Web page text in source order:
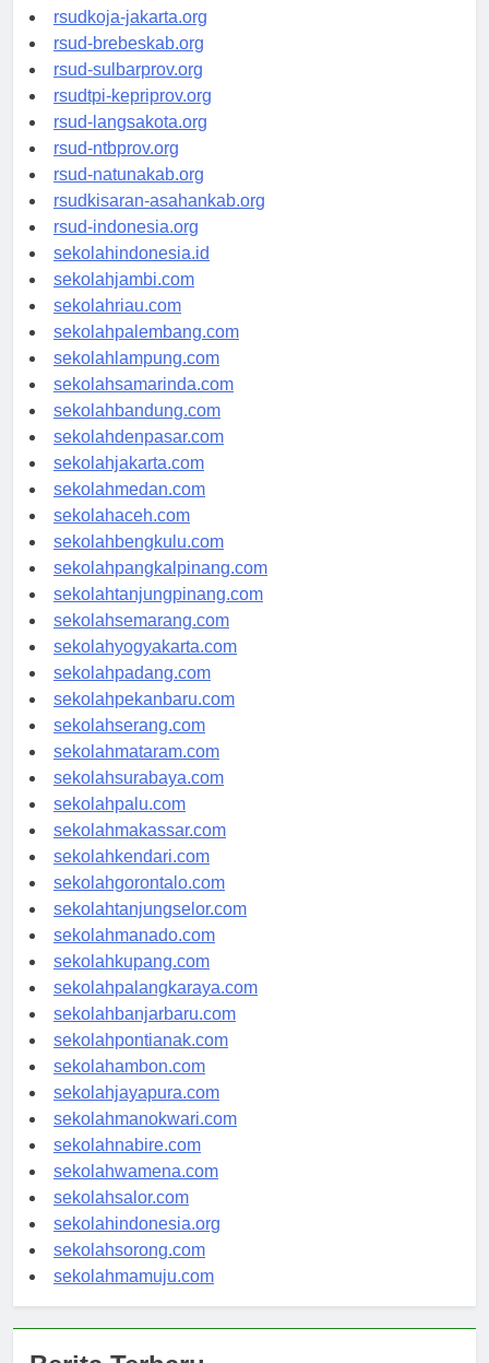
rsud-cilacapkab.org
rsudkoja-jakarta.org
rsud-brebeskab.org
rsud-sulbarprov.org
rsudtpi-kepriprov.org
rsud-langsakota.org
rsud-ntbprov.org
rsud-natunakab.org
rsudkisaran-asahankab.org
rsud-indonesia.org
sekolahindonesia.id
sekolahjambi.com
sekolahriau.com
sekolahpalembang.com
sekolahlampung.com
sekolahsamarinda.com
sekolahbandung.com
sekolahdenpasar.com
sekolahjakarta.com
sekolahmedan.com
sekolahaceh.com
sekolahbengkulu.com
sekolahpangkalpinang.com
sekolahtanjungpinang.com
sekolahsemarang.com
sekolahyogyakarta.com
sekolahpadang.com
sekolahpekanbaru.com
sekolahserang.com
sekolahmataram.com
sekolahsurabaya.com
sekolahpalu.com
sekolahmakassar.com
sekolahkendari.com
sekolahgorontalo.com
sekolahtanjungselor.com
sekolahmanado.com
sekolahkupang.com
sekolahpalangkaraya.com
sekolahbanjarbaru.com
sekolahpontianak.com
sekolahambon.com
sekolahjayapura.com
sekolahmanokwari.com
sekolahnabire.com
sekolahwamena.com
sekolahsalor.com
sekolahindonesia.org
sekolahsorong.com